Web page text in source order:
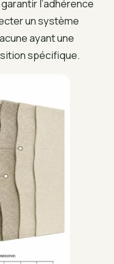
l’adhérence
un système
ayant une
spécifique.